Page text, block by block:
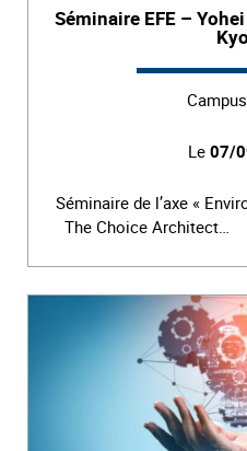
Séminaire EFE –
Le 07/
Séminaire de l’axe «
The Choice Architect…